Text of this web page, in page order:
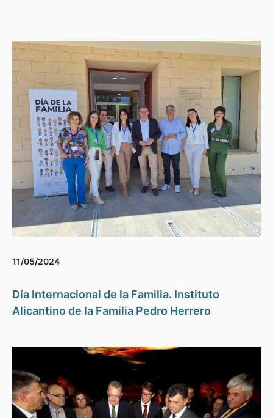
11/05/2024
Día Internacional de la Familia. Instituto
Alicantino de la Familia Pedro Herrero